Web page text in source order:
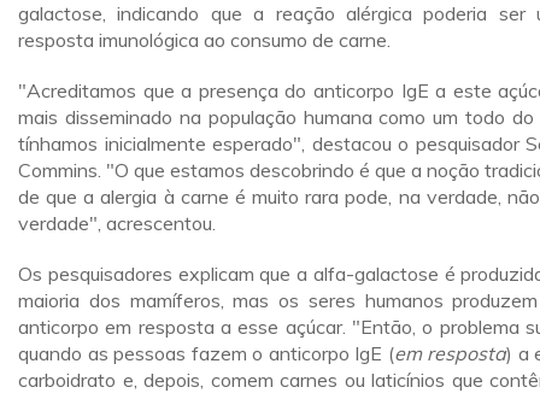
galactose, indicando que a reação alérgica poderia ser
resposta imunológica ao consumo de carne.
"Acreditamos que a presença do anticorpo IgE a este
mais disseminado na população humana como um todo do
tínhamos inicialmente esperado", destacou o pesquisador
Commins. "O que estamos descobrindo é que a noção
de que a alergia à carne é muito rara pode, na verdade,
verdade", acrescentou.
Os pesquisadores explicam que a alfa-galactose é
maioria dos mamíferos, mas os seres humanos
anticorpo em resposta a esse açúcar. "Então, o problema
quando as pessoas fazem o anticorpo IgE (em resposta) a
carboidrato e, depois, comem carnes ou laticínios que